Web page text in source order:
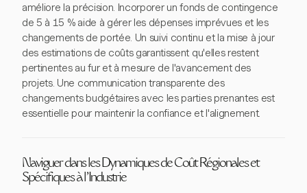
améliore la précision. Incorporer un fonds de contingence
de 5 à 15 % aide à gérer les dépenses imprévues et les
changements de portée. Un suivi continu et la mise à jour
des estimations de coûts garantissent qu'elles restent
pertinentes au fur et à mesure de l'avancement des
projets. Une communication transparente des
changements budgétaires avec les parties prenantes est
essentielle pour maintenir la confiance et l'alignement.
Naviguer dans les Dynamiques de Coût Régionales et
Spécifiques à l'Industrie